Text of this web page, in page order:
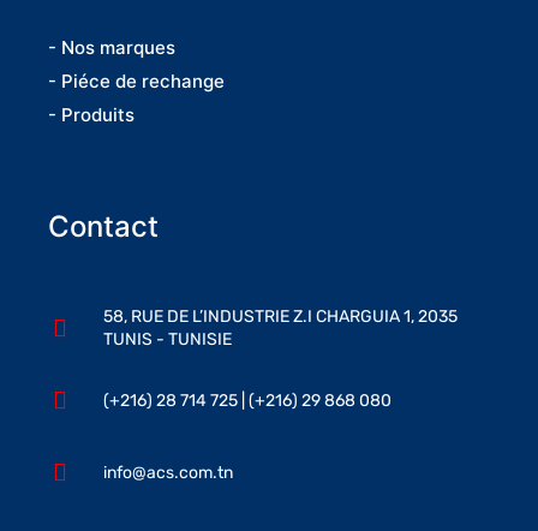
- Nos marques
- Piéce de rechange
- Produits
Contact
58, RUE DE L’INDUSTRIE Z.I CHARGUIA 1, 2035
TUNIS - TUNISIE
(+216) 28 714 725 | (+216) 29 868 080
info@acs.com.tn